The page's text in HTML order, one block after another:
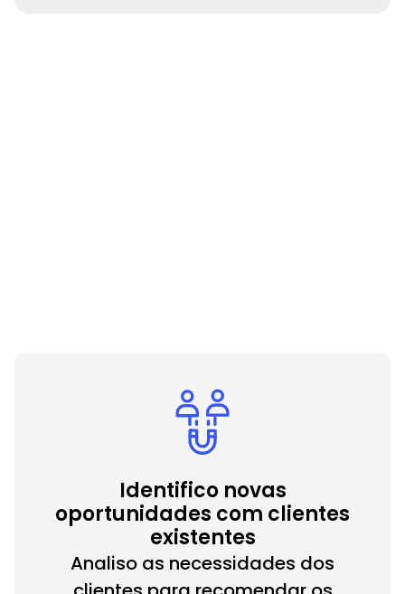
Identifico novas
oportunidades com clientes
existentes
Analiso as necessidades dos